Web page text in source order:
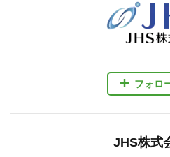
フォロ
JHS株式